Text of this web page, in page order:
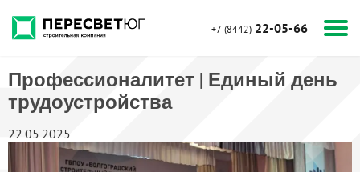
+7 (8442) 22-05-66
Профессионалитет | Единый день
трудоустройства
22.05.2025